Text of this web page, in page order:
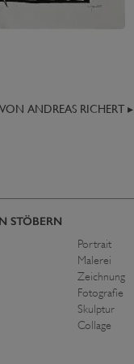
ANDREAS RICHERT ▸
STÖBERN
Portrait
Malerei
Zeichnung
Fotografie
Skulptur
Collage